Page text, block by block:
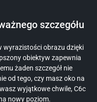
szczegółu
wyrazistości obrazu dzięki
obiektyw zapewnia
żaden szczegół nie
od tego, czy masz oko na
wyjątkowe chwile, C6c
nowy poziom.